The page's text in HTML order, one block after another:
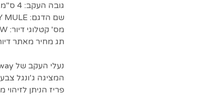
גובה העקב: 4 ס"מ.
שם הדגם: DIOR DWAY MULE
מס' קטלוגי דיור: KCQ902TMX_S60W.
תג מחיר מאתר דיור:
המציגה ג'ונגל
פריז הניתן